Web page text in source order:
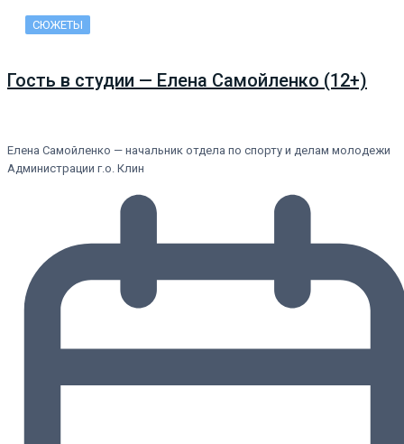
СЮЖЕТЫ
Гость в студии — Елена Самойленко (12+)
Елена Самойленко — начальник отдела по спорту и делам молодежи
Администрации г.о. Клин